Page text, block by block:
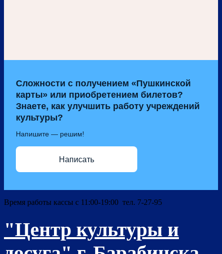
Сложности с получением «Пушкинской
карты» или приобретением билетов?
Знаете, как улучшить работу учреждений
культуры?
Напишите — решим!
Написать
Время работы кассы с 11:00-19:00 тел. 7-27-95
"Центр культуры и